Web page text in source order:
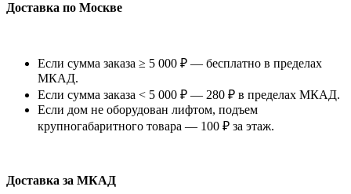
Доставка по Москве
Если сумма заказа ≥ 5 000 ₽ — бесплатно в пределах
МКАД.
Если сумма заказа < 5 000 ₽ — 280 ₽ в пределах МКАД.
Если дом не оборудован лифтом, подъем
крупногабаритного товара — 100 ₽ за этаж.
Доставка за МКАД